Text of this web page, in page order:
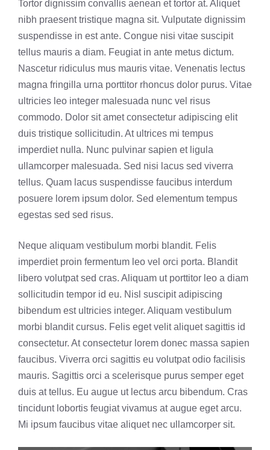
Tortor dignissim convallis aenean et tortor at. Aliquet
nibh praesent tristique magna sit. Vulputate dignissim
suspendisse in est ante. Congue nisi vitae suscipit
tellus mauris a diam. Feugiat in ante metus dictum.
Nascetur ridiculus mus mauris vitae. Venenatis lectus
magna fringilla urna porttitor rhoncus dolor purus. Vitae
ultricies leo integer malesuada nunc vel risus
commodo. Dolor sit amet consectetur adipiscing elit
duis tristique sollicitudin. At ultrices mi tempus
imperdiet nulla. Nunc pulvinar sapien et ligula
ullamcorper malesuada. Sed nisi lacus sed viverra
tellus. Quam lacus suspendisse faucibus interdum
posuere lorem ipsum dolor. Sed elementum tempus
egestas sed sed risus.
Neque aliquam vestibulum morbi blandit. Felis
imperdiet proin fermentum leo vel orci porta. Blandit
libero volutpat sed cras. Aliquam ut porttitor leo a diam
sollicitudin tempor id eu. Nisl suscipit adipiscing
bibendum est ultricies integer. Aliquam vestibulum
morbi blandit cursus. Felis eget velit aliquet sagittis id
consectetur. At consectetur lorem donec massa sapien
faucibus. Viverra orci sagittis eu volutpat odio facilisis
mauris. Sagittis orci a scelerisque purus semper eget
duis at tellus. Eu augue ut lectus arcu bibendum. Cras
tincidunt lobortis feugiat vivamus at augue eget arcu.
Mi ipsum faucibus vitae aliquet nec ullamcorper sit.